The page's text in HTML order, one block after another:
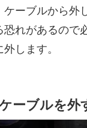
ーブルから外
れがあるので
外します。
ーブルを外